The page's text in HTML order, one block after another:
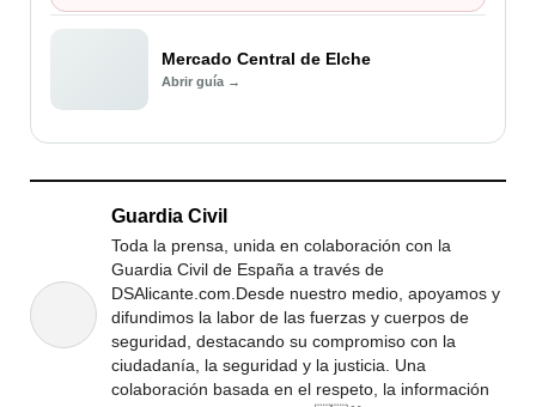
Mercado Central de Elche
Abrir guía →
Guardia Civil
Toda la prensa, unida en colaboración con la
Guardia Civil de España a través de
DSAlicante.com.Desde nuestro medio, apoyamos y
difundimos la labor de las fuerzas y cuerpos de
seguridad, destacando su compromiso con la
ciudadanía, la seguridad y la justicia. Una
colaboración basada en el respeto, la información